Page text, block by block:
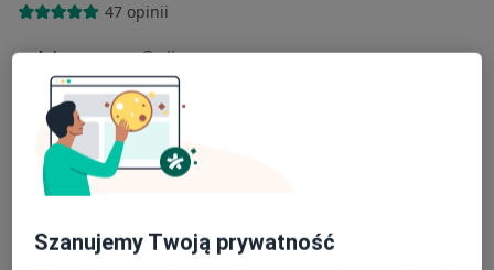
47 opinii
Adres Online
Kwiatowa 61, Legionowo
Specjalistyczna Opieka Lekarska Jerzy Koblowski
Konsultacja reumatologiczna
Szanujemy Twoją prywatność